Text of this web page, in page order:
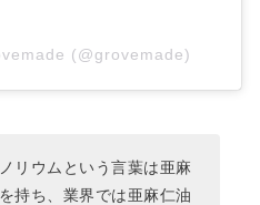
(@grovemade)
リウムという言葉は亜麻
持ち、業界では亜麻仁油